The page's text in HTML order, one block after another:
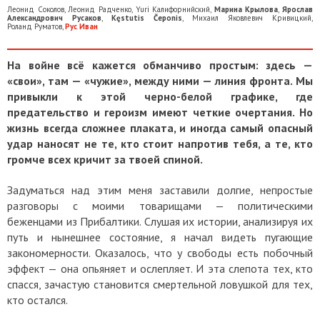
Леонид Соколов, Леонид Радченко, Yuri Калифорнийский Марина Крылова Ярослав
Александрович Русаков
Kęstutis Čeponis Михаил Яковлевич Кривицкий
Роланд Руматов Рус Иван
На войне всё кажется обманчиво простым: здесь —
«свои», там — «чужие», между ними — линия фронта. Мы
привыкли к этой черно-белой графике, где
предательство и героизм имеют четкие очертания. Но
жизнь всегда сложнее плаката, и иногда самый опасный
удар наносят не те, кто стоит напротив тебя, а те, кто
громче всех кричит за твоей спиной.
Задуматься над этим меня заставили долгие, непростые
разговоры с моими товарищами — политическими
беженцами из Прибалтики. Слушая их истории, анализируя их
путь и нынешнее состояние, я начал видеть пугающие
закономерности. Оказалось, что у свободы есть побочный
эффект — она опьяняет и ослепляет. И эта слепота тех, кто
спасся, зачастую становится смертельной ловушкой для тех,
кто остался.